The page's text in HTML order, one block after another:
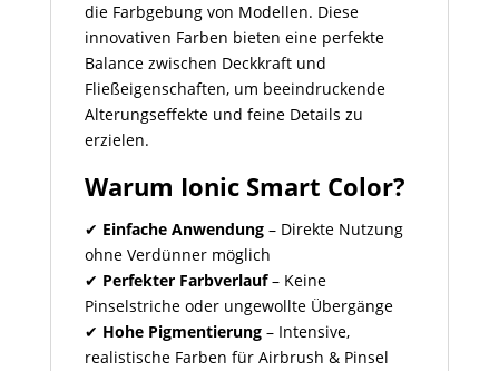
die Farbgebung von Modellen. Diese
innovativen Farben bieten eine perfekte
Balance zwischen Deckkraft und
Fließeigenschaften, um beeindruckende
Alterungseffekte und feine Details zu
erzielen.
Warum Ionic Smart Color?
✔ Einfache Anwendung– Direkte Nutzung
ohne Verdünner möglich
✔ Perfekter Farbverlauf– Keine
Pinselstriche oder ungewollte Übergänge
✔ Hohe Pigmentierung– Intensive,
realistische Farben für Airbrush & Pinsel